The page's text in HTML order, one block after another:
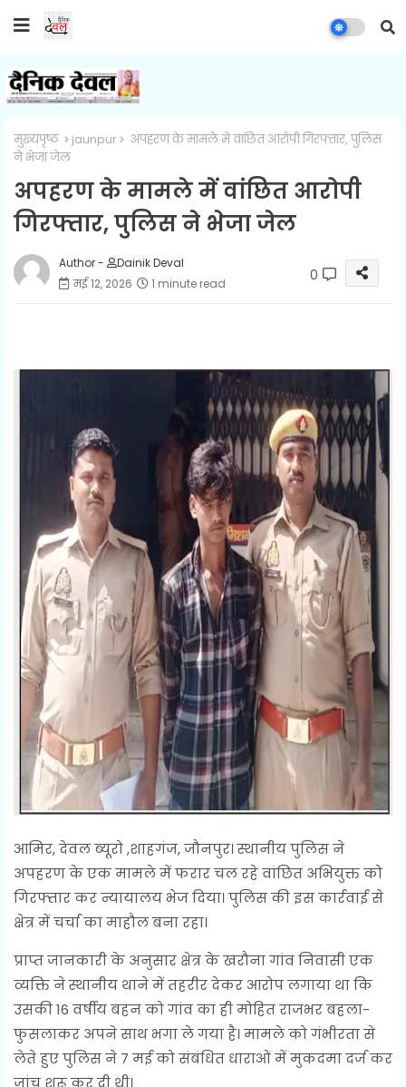
मुख्यपृष्ठ jaunpur
अपहरण के मामले में वांछित आरोपी गिरफ्तार, पुलिस
ने भेजा जेल
अपहरण के मामले में वांछित आरोपी
गिरफ्तार, पुलिस ने भेजा जेल
Author -
Dainik Deval
मई 12, 2026
1 minute read 0
आमिर, देवल ब्यूरो ,शाहगंज, जौनपुर। स्थानीय पुलिस ने
अपहरण के एक मामले में फरार चल रहे वांछित अभियुक्त को
गिरफ्तार कर न्यायालय भेज दिया। पुलिस की इस कार्रवाई से
क्षेत्र में चर्चा का माहौल बना रहा।
प्राप्त जानकारी के अनुसार क्षेत्र के खरौना गांव निवासी एक
व्यक्ति ने स्थानीय थाने में तहरीर देकर आरोप लगाया था कि
उसकी 16 वर्षीय बहन को गांव का ही मोहित राजभर बहला-
फुसलाकर अपने साथ भगा ले गया है। मामले को गंभीरता से
लेते हुए पुलिस ने 7 मई को संबंधित धाराओं में मुकदमा दर्ज कर
जांच शुरू कर दी थी।